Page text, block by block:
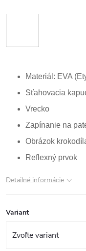
Materiál: EVA
Sťahovacia
Vrecko
Zapínanie na
Obrázok
Reflexný prvok
Detailné informácie
Variant